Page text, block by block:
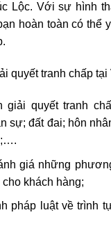
Lộc. Với sự hình
hoàn toàn có thể
quyết tranh chấp tại
giải quyết tranh
sự; đất đai; hôn
giá những
khách hàng;
pháp luật về trình